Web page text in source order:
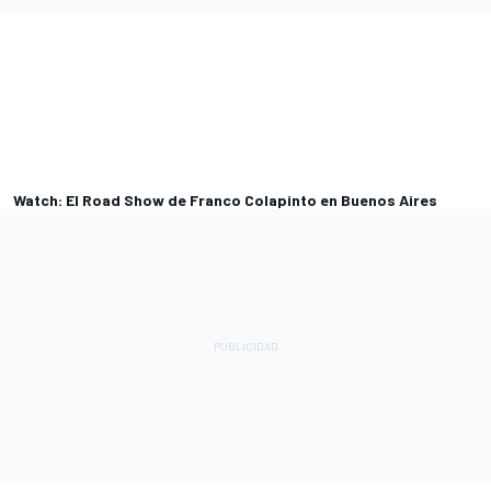
Watch: El Road Show de Franco Colapinto en Buenos Aires